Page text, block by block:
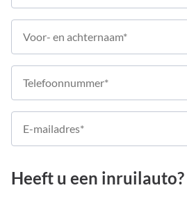
Heeft u een inruilauto?